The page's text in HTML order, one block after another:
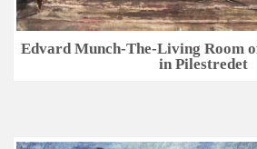
Edvard Munch-The-Living Room
in Pilestredet